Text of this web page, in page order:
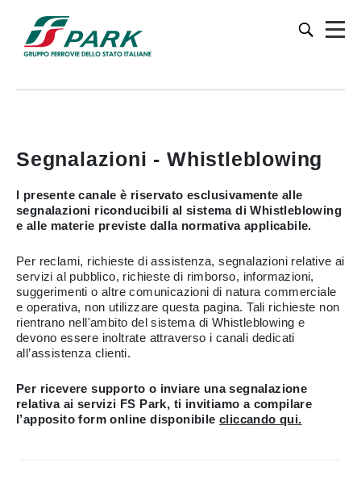
Segnalazioni - Whistleblowing
l presente canale è riservato esclusivamente alle
segnalazioni riconducibili al sistema di Whistleblowing
e alle materie previste dalla normativa applicabile.
Per reclami, richieste di assistenza, segnalazioni relative ai
servizi al pubblico, richieste di rimborso, informazioni,
suggerimenti o altre comunicazioni di natura commerciale
e operativa, non utilizzare questa pagina. Tali richieste non
rientrano nell'ambito del sistema di Whistleblowing e
devono essere inoltrate attraverso i canali dedicati
all’assistenza clienti.
Per ricevere supporto o inviare una segnalazione
relativa ai servizi FS Park, ti invitiamo a compilare
l’apposito form online disponibile cliccando qui.